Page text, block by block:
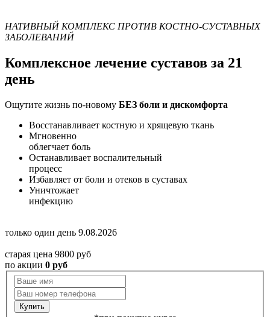
НАТИВНЫЙ КОМПЛЕКС ПРОТИВ КОСТНО-СУСТАВНЫХ
ЗАБОЛЕВАНИЙ
Комплексное лечение суставов за 21
день
Ощутите жизнь по-новому БЕЗ боли и дискомфорта
Восстанавливает костную и хрящевую ткань
Мгновенно
облегчает боль
Останавливает воспалительный
процесс
Избавляет от боли и отеков в суставах
Уничтожает
инфекцию
только один день 9.08.2026
старая цена 9800 руб
по акции 0 руб
Купить